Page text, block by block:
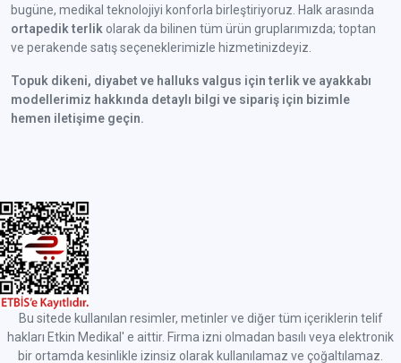
bugüne, medikal teknolojiyi konforla birleştiriyoruz. Halk arasında
ortapedik terlik olarak da bilinen tüm ürün gruplarımızda; toptan
ve perakende satış seçeneklerimizle hizmetinizdeyiz.
Topuk dikeni, diyabet ve halluks valgus için terlik ve ayakkabı
modellerimiz hakkında detaylı bilgi ve sipariş için bizimle
hemen iletişime geçin.
Bu sitede kullanılan resimler, metinler ve diğer tüm içeriklerin telif
hakları Etkin Medikal' e aittir. Firma izni olmadan basılı veya elektronik
bir ortamda kesinlikle izinsiz olarak kullanılamaz ve çoğaltılamaz.